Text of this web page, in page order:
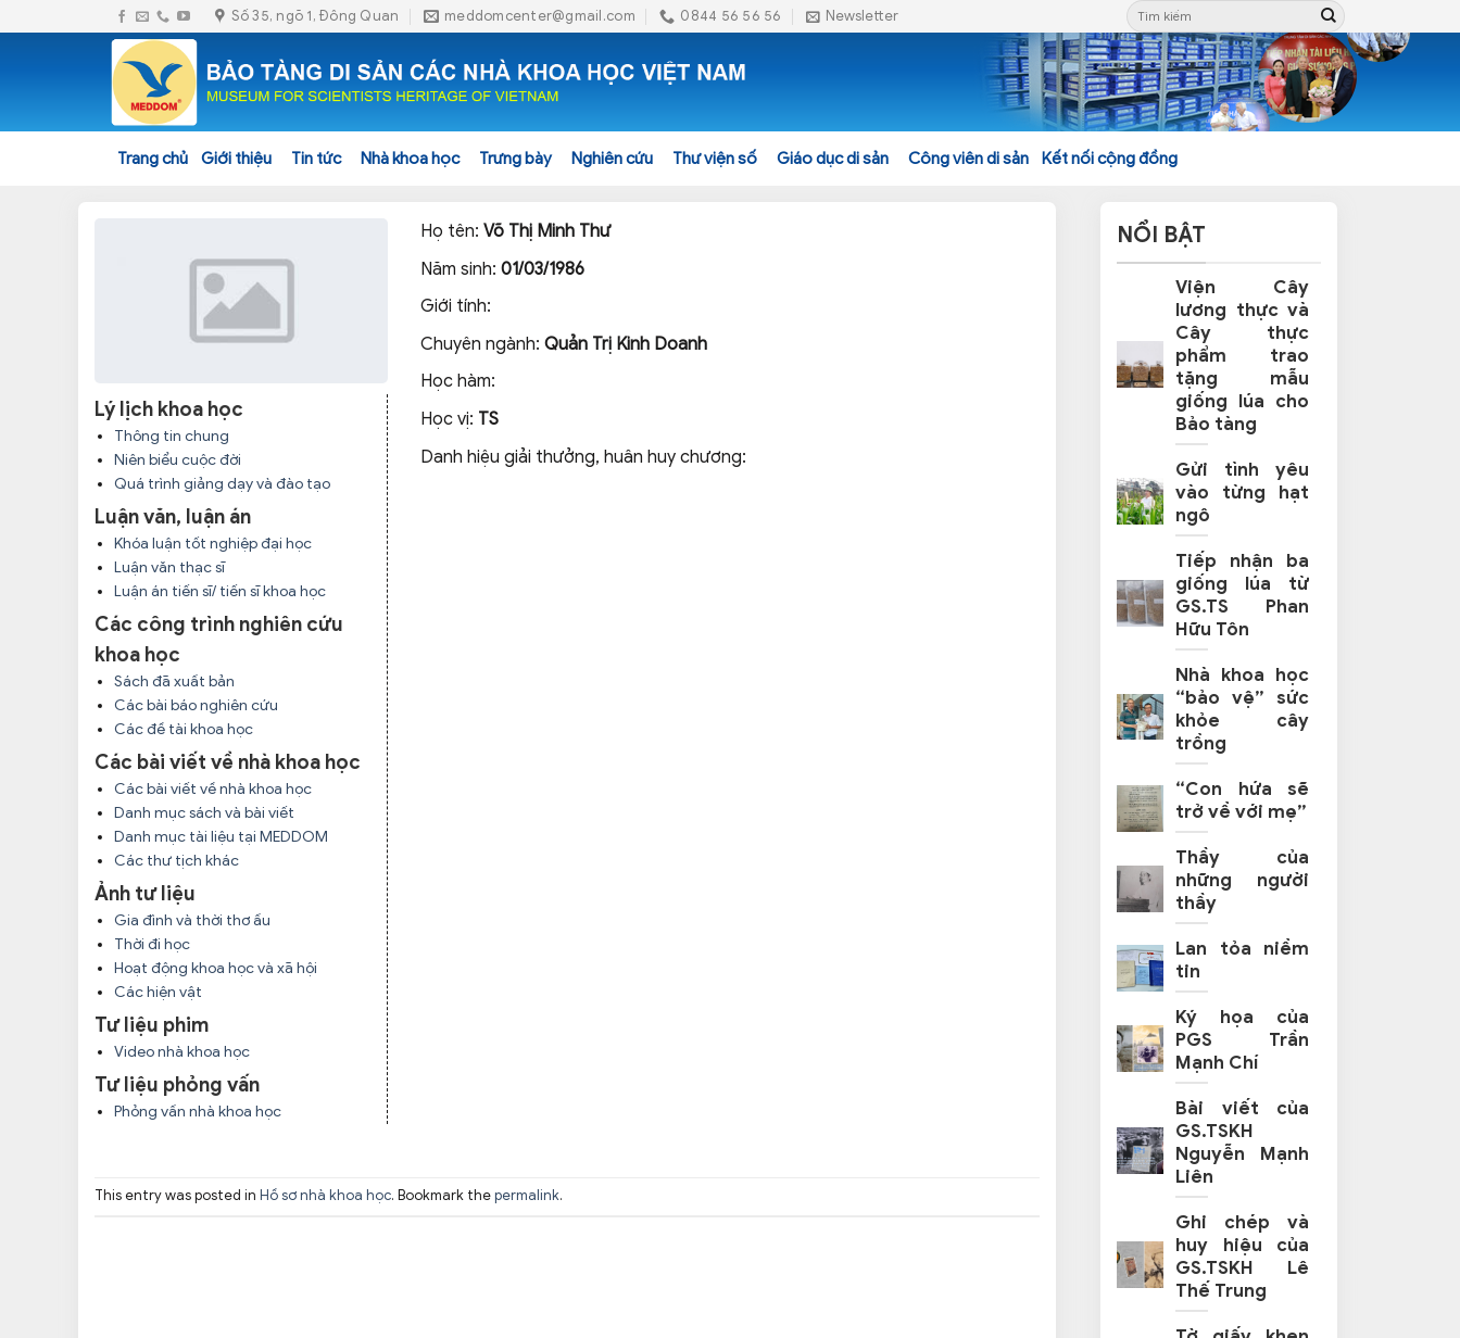
to
Số 35, ngõ 1, Đông Quan meddomcenter@gmail.com 0844 56 56 56 Newsletter
Trang chủ Giới thiệu Tin tức Nhà khoa học Trưng bày Nghiên cứu Thư viện số Giáo dục di sản Công viên di sản Kết nối cộng đồng
Lý lịch khoa học
Thông tin chung
Niên biểu cuộc đời
Quá trình giảng dạy và đào tạo
Luận văn, luận án
Khóa luận tốt nghiệp đại học
Luận văn thạc sĩ
Luận án tiến sĩ/ tiến sĩ khoa học
Các công trình nghiên cứu
khoa học
Sách đã xuất bản
Các bài báo nghiên cứu
Các đề tài khoa học
Các bài viết về nhà khoa học
Các bài viết về nhà khoa học
Danh mục sách và bài viết
Danh mục tài liệu tại MEDDOM
Các thư tịch khác
Ảnh tư liệu
Gia đình và thời thơ ấu
Thời đi học
Hoạt động khoa học và xã hội
Các hiện vật
Tư liệu phim
Video nhà khoa học
Tư liệu phỏng vấn
Phỏng vấn nhà khoa học
Họ tên: Võ Thị Minh Thư
Năm sinh: 01/03/1986
Giới tính:
Chuyên ngành: Quản Trị Kinh Doanh
Học hàm:
Học vị: TS
Danh hiệu giải thưởng, huân huy chương:
This entry was posted in Hồ sơ nhà khoa học. Bookmark thepermalink.
NỔI BẬT
Viện Cây
lương thực và
Cây thực
phẩm trao
tặng mẫu
giống lúa cho
Bảo tàng
Gửi tình yêu
vào từng hạt
ngô
Tiếp nhận ba
giống lúa từ
GS.TS Phan
Hữu Tôn
Nhà khoa học
“bảo vệ” sức
khỏe cây
trồng
“Con hứa sẽ
trở về với mẹ”
Thầy của
những người
thầy
Lan tỏa niềm
tin
Ký họa của
PGS Trần
Mạnh Chí
Bài viết của
GS.TSKH
Nguyễn Mạnh
Liên
Ghi chép và
huy hiệu của
GS.TSKH Lê
Thế Trung